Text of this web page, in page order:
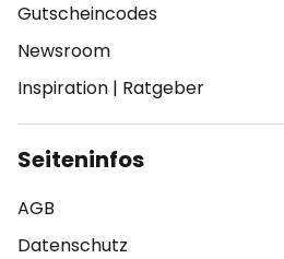
Gutscheincodes
Newsroom
Inspiration | Ratgeber
Seiteninfos
AGB
Datenschutz